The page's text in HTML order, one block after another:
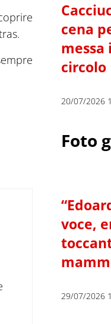
cena
messa
circolo
20/07/2026
Foto
voce,
29/07/2026